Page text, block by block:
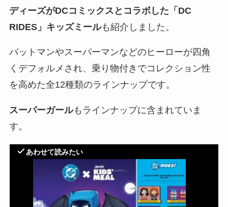
ディーズがDCコミックスとコラボした「DC
RIDES」キッズミールも紹介しました。
バットマンやスーパーマンなどのヒーローが四角
くデフォルメされ、乗り物付きでコレクション性
を高めた全12種類のラインナップです。
スーパーガールもラインナップに含まれていま
す。
あわせて読みたい